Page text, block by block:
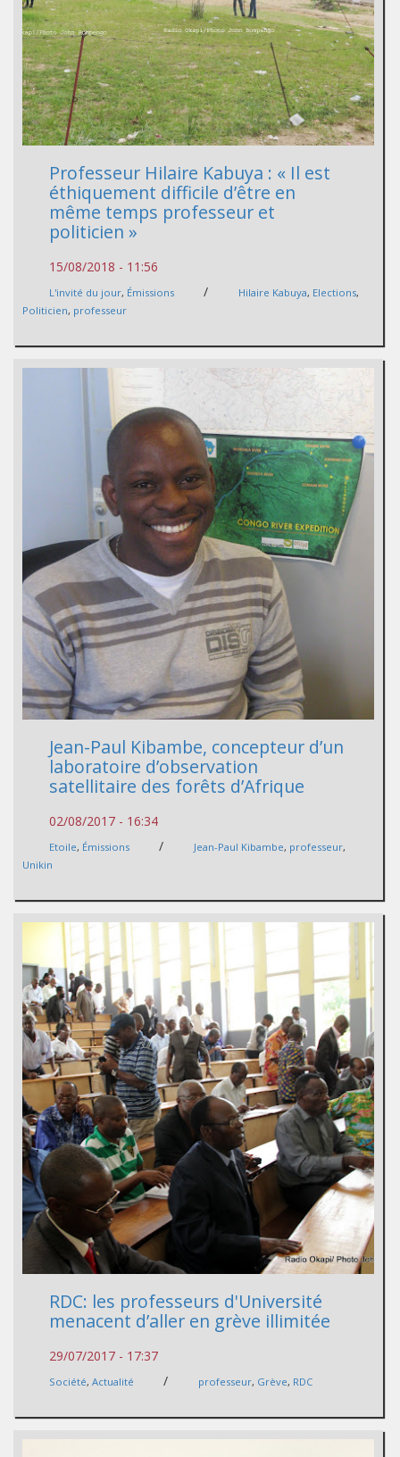
Professeur Hilaire Kabuya : « Il est
éthiquement difficile d’être en
même temps professeur et
politicien »
15/08/2018 - 11:56
L'invité du jour, Émissions / Hilaire Kabuya, Elections,
Politicien, professeur
Jean-Paul Kibambe, concepteur d’un
laboratoire d’observation
satellitaire des forêts d’Afrique
02/08/2017 - 16:34
Etoile, Émissions / Jean-Paul Kibambe, professeur,
Unikin
RDC: les professeurs d'Université
menacent d’aller en grève illimitée
29/07/2017 - 17:37
Société, Actualité / professeur, Grève, RDC